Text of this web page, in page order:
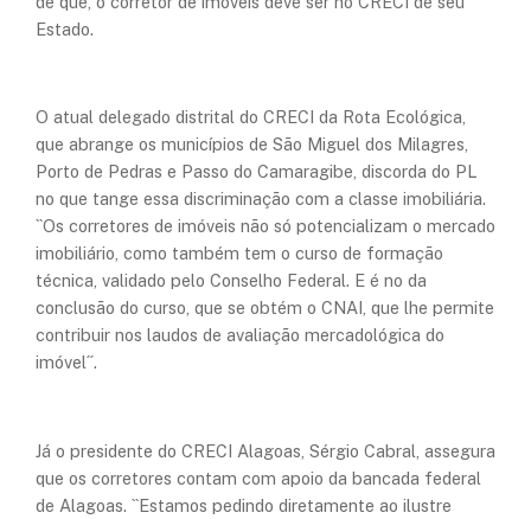
Estado.
O atual delegado distrital do CRECI da Rota Ecológica,
que abrange os municípios de São Miguel dos Milagres,
Porto de Pedras e Passo do Camaragibe, discorda do PL
no que tange essa discriminação com a classe imobiliária.
``Os corretores de imóveis não só potencializam o mercado
imobiliário, como também tem o curso de formação
técnica, validado pelo Conselho Federal. E é no da
conclusão do curso, que se obtém o CNAI, que lhe permite
contribuir nos laudos de avaliação mercadológica do
imóvel´´.
Já o presidente do CRECI Alagoas, Sérgio Cabral, assegura
que os corretores contam com apoio da bancada federal
de Alagoas. ``Estamos pedindo diretamente ao ilustre